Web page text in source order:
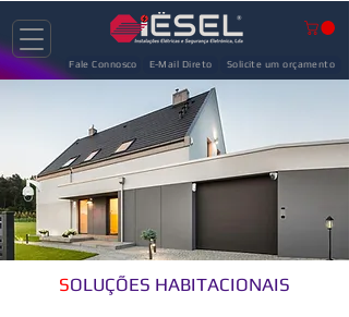
Fale Connosco E-Mail Direto Solicite um orçamento
SOLUÇÕES HABITACIONAIS